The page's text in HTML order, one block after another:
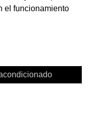
el funcionamiento